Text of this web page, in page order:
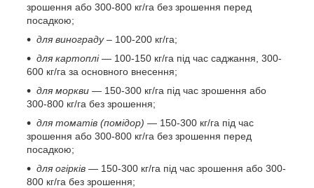
зрошення або 300-800 кг/га без зрошення перед
посадкою;
для винограду– 100-200 кг/га;
для картоплі— 100-150 кг/га під час саджання, 300-
600 кг/га за основного внесення;
для моркви — 150-300 кг/га під час зрошення або
300-800 кг/га без зрошення;
для томатів (помідор) — 150-300 кг/га під час
зрошення або 300-800 кг/га без зрошення перед
посадкою;
для огірків — 150-300 кг/га під час зрошення або 300-
800 кг/га без зрошення;